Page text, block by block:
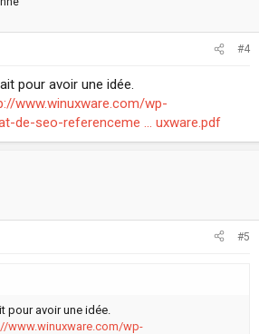
#4
pour avoir une idée.
www.winuxware.com/wp-
de-seo-referenceme ... uxware.pdf
#5
pour avoir une idée.
www.winuxware.com/wp-